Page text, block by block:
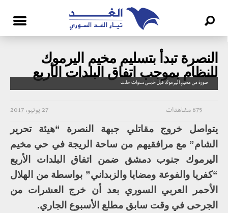
النصرة تبدأ بتسليم مخيم اليرموك
للنظام بموجب اتفاق البلدات الأربع
صورة من مخيم اليرموك قبل خمس سنوات خلت
27 يونيو، 2017 875 مشاهدات
يتواصل خروج مقاتلي جبهة النصرة “هيئة تحرير
الشام” مع مرافقيهم من ساحة الريجة في حي مخيم
اليرموك جنوب دمشق ضمن اتفاق البلدات الأربع
“كفريا والفوعة ومضايا والزبداني” بواسطة من الهلال
الأحمر العربي السوري بعد أن خرج العشرات من
الجرحى في وقت سابق مطلع الأسبوع الجاري.